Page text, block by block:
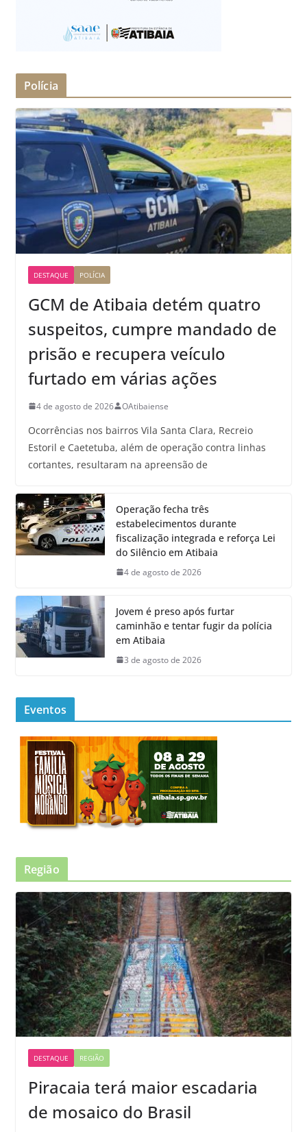
Polícia
DESTAQUE POLÍCIA
GCM de Atibaia detém quatro
suspeitos, cumpre mandado de
prisão e recupera veículo
furtado em várias ações
4 de agosto de 2026 OAtibaiense
Ocorrências nos bairros Vila Santa Clara, Recreio
Estoril e Caetetuba, além de operação contra linhas
cortantes, resultaram na apreensão de
Operação fecha três
estabelecimentos durante
fiscalização integrada e reforça Lei
do Silêncio em Atibaia
4 de agosto de 2026
Jovem é preso após furtar
caminhão e tentar fugir da polícia
em Atibaia
3 de agosto de 2026
Eventos
Região
DESTAQUE REGIÃO
Piracaia terá maior escadaria
de mosaico do Brasil